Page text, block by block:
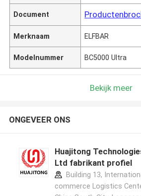
Document
Merknaam ELFBAR
Modelnummer BC5000 Ultra
Bekijk meer
ONGEVEER ONS
Huajitong
Ltd fabrikant profiel
Building 13,
commerce Logistics